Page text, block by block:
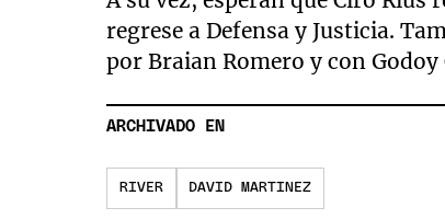
regrese a Defensa y Justicia.
por Braian Romero y con
ARCHIVADO EN
RIVER DAVID MARTINEZ